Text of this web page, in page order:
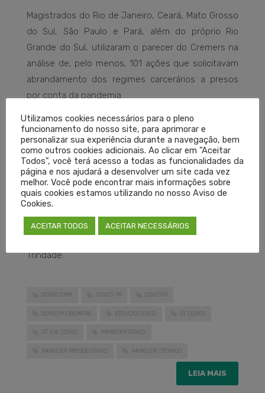
Magistrados do Rio de Janeiro, Ceará, Mato Grosso
do Sul, São Paulo e Pará, além do próprio Rio
Grande do Sul, utilizaram o parecer do Cremers na
análise de, pelo menos, 101 ações que solicitavam
abrandamento dos regimes carcerários a presos
por conta da pandemia.
“Nosso Grupo de Trabalho para Enfrentamento à
Covid-19 é formado por médicos com larga
experiência em Infectologia, Medicina Intensiva e
em Emergência, e produziu um documento
eminentemente técnico. E o seu acolhimento pelo
Judiciário mostra que havia carência de
informações técnicas para auxiliar os magistrados a
Trindade.
COVID CRM COVID-19 COVID19
COVID19 CREMERS ESTUDO COVID GT COVID
GT DA COVID PARECER COVID
PARECER PRESOS COVID PARECER TÉCNICO
LEIA MAIS
Utilizamos cookies necessários para o pleno
funcionamento do nosso site, para aprimorar e
personalizar sua experiência durante a navegação, bem
como outros cookies adicionais. Ao clicar em "Aceitar
Todos", você terá acesso a todas as funcionalidades da
página e nos ajudará a desenvolver um site cada vez
melhor. Você pode encontrar mais informações sobre
quais cookies estamos utilizando no nosso Aviso de
Cookies.
ACEITAR TODOS ACEITAR NECESSÁRIOS